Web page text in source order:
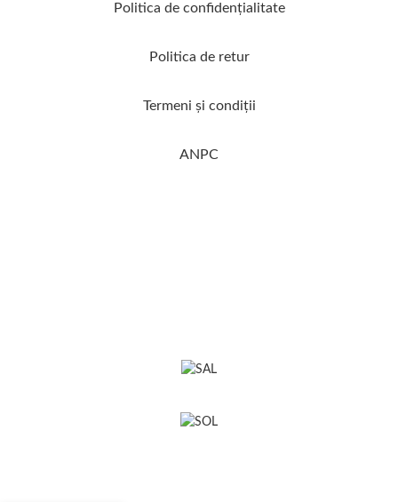
Politica de confidenţialitate
Politica de retur
Termeni şi condiţii
ANPC